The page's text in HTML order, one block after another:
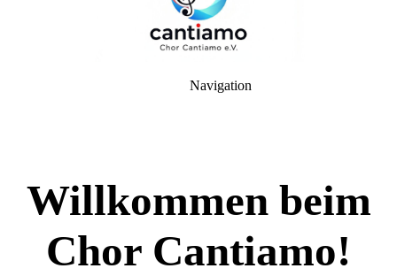
Navigation
Willkommen beim
Chor Cantiamo!